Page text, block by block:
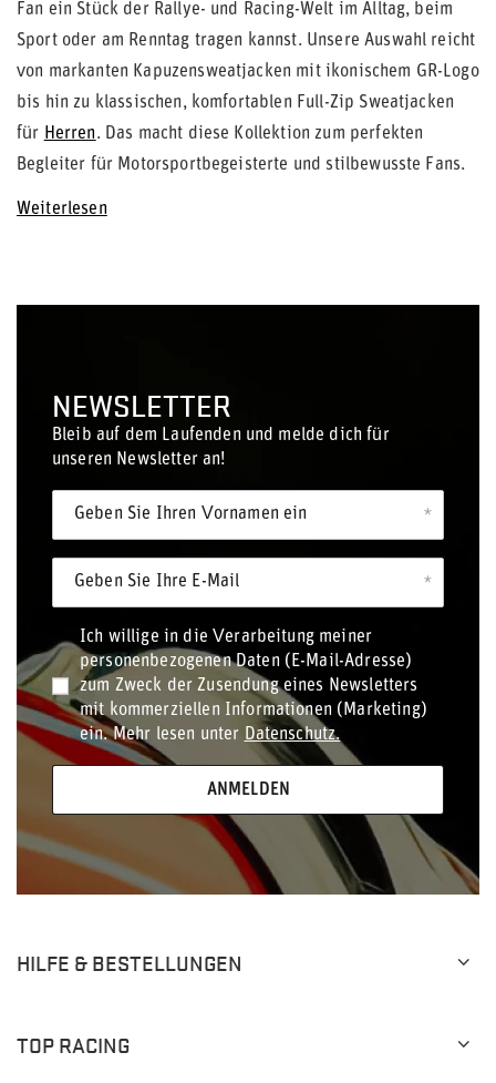
Fan ein Stück der Rallye- und Racing-Welt im Alltag, beim
Sport oder am Renntag tragen kannst. Unsere Auswahl reicht
von markanten Kapuzensweatjacken mit ikonischem GR-Logo
bis hin zu klassischen, komfortablen Full-Zip Sweatjacken
für Herren. Das macht diese Kollektion zum perfekten
Begleiter für Motorsportbegeisterte und stilbewusste Fans.
Weiterlesen
NEWSLETTER
Bleib auf dem Laufenden und melde dich für
unseren Newsletter an!
Geben Sie Ihren Vornamen ein
Geben Sie Ihre E-Mail
Ich willige in die Verarbeitung meiner
personenbezogenen Daten (E-Mail-Adresse)
zum Zweck der Zusendung eines Newsletters
mit kommerziellen Informationen (Marketing)
ein. Mehr lesen unter Datenschutz.
ANMELDEN
HILFE & BESTELLUNGEN
TOP RACING